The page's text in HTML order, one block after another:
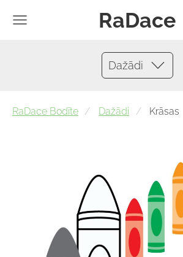
RaDace
Dažādi
RaDace Bodīte Dažādi Krāsas